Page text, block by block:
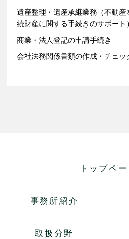
遺産整理・遺産承継業務（不動産
続財産に関する手続きのサポート）
商業・法人登記の申請手続き
会社法務関係書類の作成・チェッ
トップペー
事務所紹介
取扱分野